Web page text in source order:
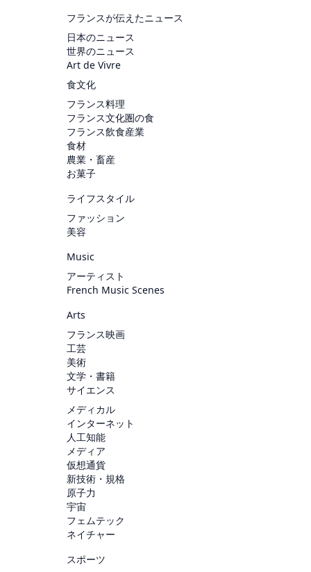
フランスが伝えたニュース
日本のニュース
世界のニュース
Art de Vivre
食文化
フランス料理
フランス文化圏の食
フランス飲食産業
食材
農業・畜産
お菓子
ライフスタイル
ファッション
美容
Music
アーティスト
French Music Scenes
Arts
フランス映画
工芸
美術
文学・書籍
サイエンス
メディカル
インターネット
人工知能
メディア
仮想通貨
新技術・規格
原子力
宇宙
フェムテック
ネイチャー
スポーツ